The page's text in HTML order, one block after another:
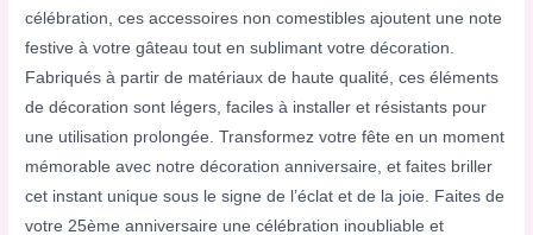
célébration, ces accessoires non comestibles ajoutent une note
festive à votre gâteau tout en sublimant votre décoration.
Fabriqués à partir de matériaux de haute qualité, ces éléments
de décoration sont légers, faciles à installer et résistants pour
une utilisation prolongée. Transformez votre fête en un moment
mémorable avec notre décoration anniversaire, et faites briller
cet instant unique sous le signe de l’éclat et de la joie. Faites de
votre 25ème anniversaire une célébration inoubliable et